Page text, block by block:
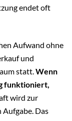
endet oft
Aufwand ohne
und
statt.Wenn
funktioniert,
wird zur
Das